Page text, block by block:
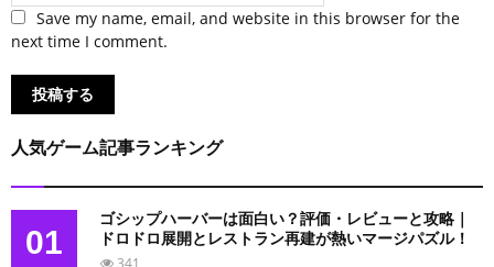
Save my name, email, and website in this browser for the
next time I comment.
人気ゲーム記事ランキング
01
ゴシップハーバーは面白い？評価・レビューと攻略｜
ドロドロ展開とレストラン再建が熱いマージパズル！
341